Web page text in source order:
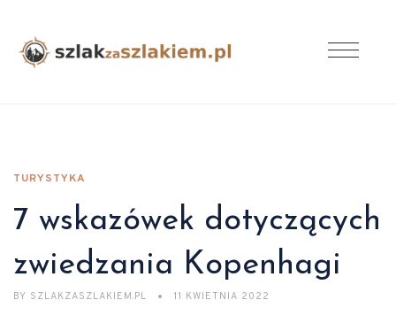
TURYSTYKA
7 wskazówek dotyczących
zwiedzania Kopenhagi
BY SZLAKZASZLAKIEM.PL 11 KWIETNIA 2022